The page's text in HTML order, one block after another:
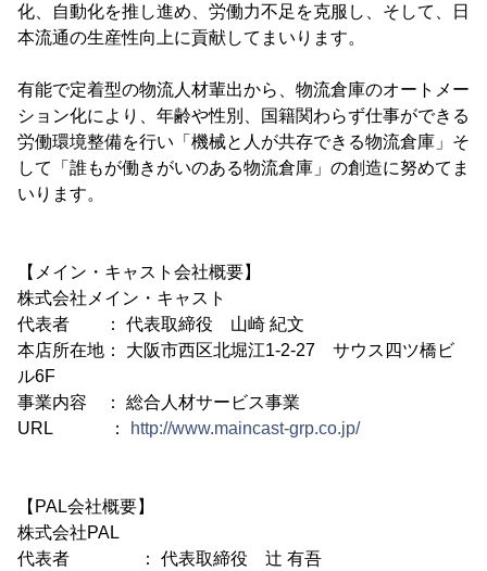
化、自動化を推し進め、労働力不足を克服し、そして、日
本流通の生産性向上に貢献してまいります。
有能で定着型の物流人材輩出から、物流倉庫のオートメー
ション化により、年齢や性別、国籍関わらず仕事ができる
労働環境整備を行い「機械と人が共存できる物流倉庫」そ
して「誰もが働きがいのある物流倉庫」の創造に努めてま
いります。
【メイン・キャスト会社概要】
株式会社メイン・キャスト
代表者 ： 代表取締役 山崎 紀文
本店所在地： 大阪市西区北堀江1-2-27 サウス四ツ橋ビ
ル6F
事業内容 ： 総合人材サービス事業
URL ：
http://www.maincast-grp.co.jp/
【PAL会社概要】
株式会社PAL
代表者 ： 代表取締役 辻 有吾